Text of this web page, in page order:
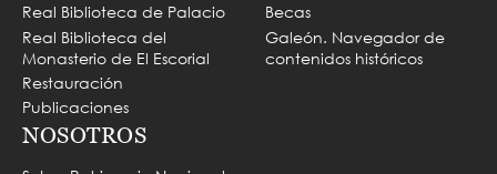
Real Biblioteca de Palacio
Real Biblioteca del
Monasterio de El Escorial
Restauración
Publicaciones
Becas
Galeón. Navegador de
contenidos históricos
NOSOTROS